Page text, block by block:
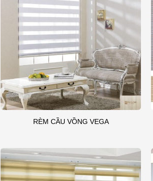
RÈM CẦU VỒNG VEGA